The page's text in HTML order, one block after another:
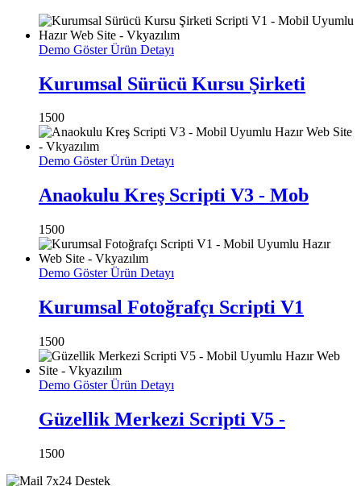
Demo GösterÜrün Detayı
Kurumsal Sürücü Kursu Şirketi
1500
Demo GösterÜrün Detayı
Anaokulu Kreş Scripti V3 - Mob
1500
Demo GösterÜrün Detayı
Kurumsal Fotoğrafçı Scripti V1
1500
Demo GösterÜrün Detayı
Güzellik Merkezi Scripti V5 -
1500